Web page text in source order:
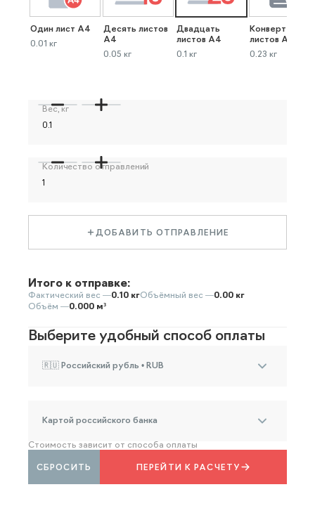
Один лист А4
0.01 кг
Десять листов
А4
0.05 кг
Двадцать
листов А4
0.1 кг
Конверт до 40
листов А4
0.23 кг
Вес, кг
Количество отправлений
ДОБАВИТЬ ОТПРАВЛЕНИЕ
Итого к отправке:
Фактический вес —0.10 кгОбъёмный вес —0.00 кг
Объём —0.000 м³
Выберите удобный способ оплаты
🇷🇺 Российский рубль • RUB
Картой российского банка
Стоимость зависит от способа оплаты
ПЕРЕЙТИ К РАСЧЕТУ
СБРОСИТЬ